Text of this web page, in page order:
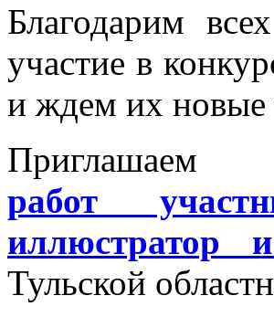
Благодарим
участие в
и ждем их новые
работ
иллюстратор
Тульской